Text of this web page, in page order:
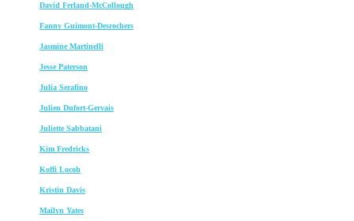
David Ferland-McCollough
Fanny Guimont-Desrochers
Jasmine Martinelli
Jesse Paterson
Julia Serafino
Julien Dufort-Gervais
Juliette Sabbatani
Kim Fredricks
Koffi Locoh
Kristin Davis
Maïlyn Yates